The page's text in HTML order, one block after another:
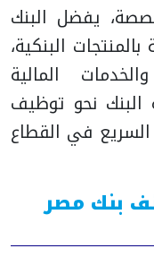
يفضل البنك
البنكية،
المالية
نحو توظيف
السريع في القطاع
بنك مصر